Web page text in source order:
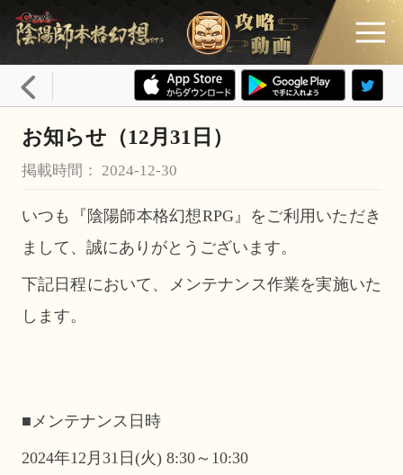
お知らせ（12月31日）
掲載時間： 2024-12-30
いつも『陰陽師本格幻想RPG』をご利用いただき
まして、誠にありがとうございます。
下記日程において、メンテナンス作業を実施いた
します。
■メンテナンス日時
2024年12月31日(火) 8:30～10:30